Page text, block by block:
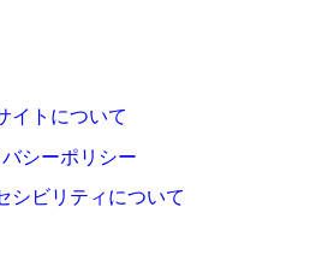
イトについて
シーポリシー
シビリティについて